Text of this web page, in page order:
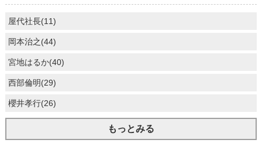
屋代社長(11)
岡本治之(44)
宮地はるか(40)
西部倫明(29)
櫻井孝行(26)
もっとみる